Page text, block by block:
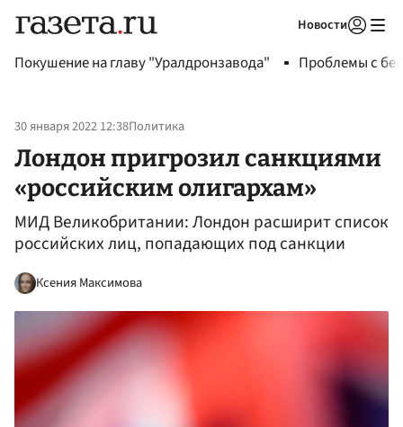
Новости
Покушение на главу "Уралдронзавода" Проблемы с
30 января 2022 12:38Политика
Лондон пригрозил санкциями
«российским олигархам»
МИД Великобритании: Лондон расширит список
российских лиц, попадающих под санкции
Ксения Максимова